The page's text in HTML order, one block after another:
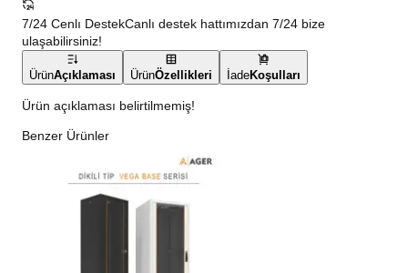
7/24 Cenlı DestekCanlı destek hattımızdan 7/24 bize
ulaşabilirsiniz!
ÜrünAçıklaması ÜrünÖzellikleri İadeKoşulları
Ürün açıklaması belirtilmemiş!
Benzer Ürünler